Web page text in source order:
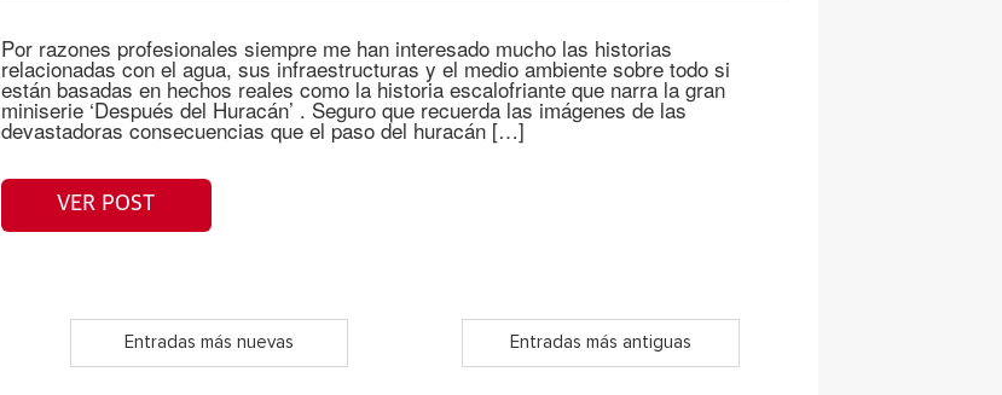
Por razones profesionales siempre me han interesado mucho las historias
relacionadas con el agua, sus infraestructuras y el medio ambiente sobre todo si
están basadas en hechos reales como la historia escalofriante que narra la gran
miniserie ‘Después del Huracán’ . Seguro que recuerda las imágenes de las
devastadoras consecuencias que el paso del huracán […]
VER POST
Entradas más nuevas Entradas más antiguas